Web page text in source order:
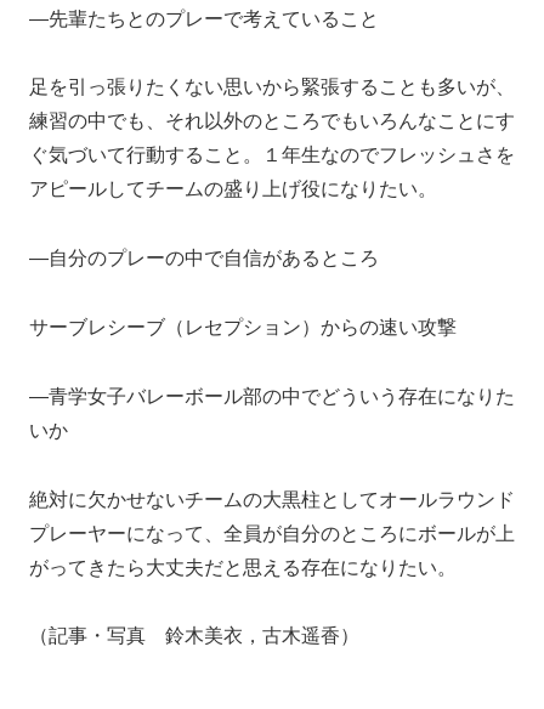
―先輩たちとのプレーで考えていること
足を引っ張りたくない思いから緊張することも多いが、
練習の中でも、それ以外のところでもいろんなことにす
ぐ気づいて行動すること。１年生なのでフレッシュさを
アピールしてチームの盛り上げ役になりたい。
―自分のプレーの中で自信があるところ
サーブレシーブ（レセプション）からの速い攻撃
―青学女子バレーボール部の中でどういう存在になりた
いか
絶対に欠かせないチームの大黒柱としてオールラウンド
プレーヤーになって、全員が自分のところにボールが上
がってきたら大丈夫だと思える存在になりたい。
（記事・写真 鈴木美衣，古木遥香）